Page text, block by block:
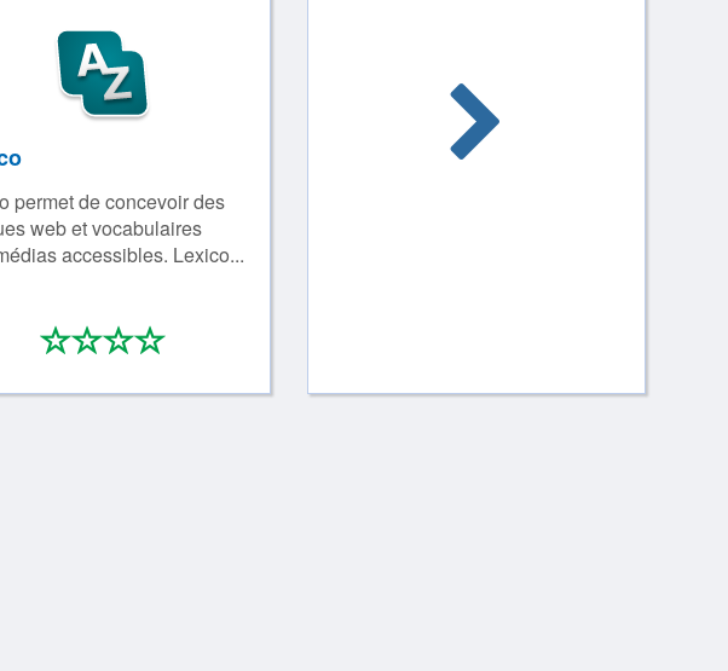
permet de concevoir des
web et vocabulaires
accessibles. Lexico...
***